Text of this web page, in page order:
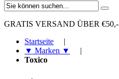
GRATIS VERSAND ÜBER €50,-
Startseite
|
▼ Marken ▼
|
Toxico